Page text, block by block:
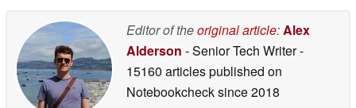
Editor of theoriginal article:Alex
Alderson - Senior Tech Writer-
15160 articles published on
Notebookchecksince 2018